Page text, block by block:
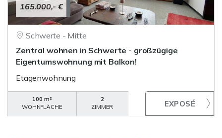
165.000,- €
Schwerte - Mitte
Zentral wohnen in Schwerte - großzügige
Eigentumswohnung mit Balkon!
Etagenwohnung
100 m²
WOHNFLÄCHE
2
ZIMMER